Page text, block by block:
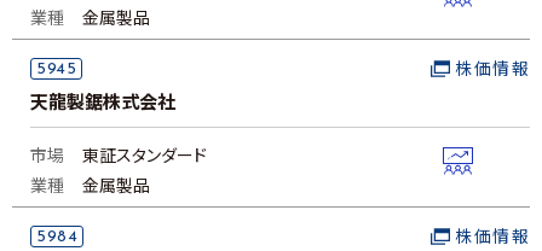
業種
金属製品
5945
天龍製鋸株式会社
株価情報
市場
東証スタンダード
業種
金属製品
5984 株価情報